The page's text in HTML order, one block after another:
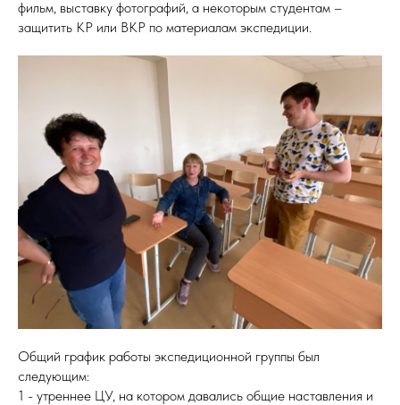
фильм, выставку фотографий, а некоторым студентам –
защитить КР или ВКР по материалам экспедиции.
Общий график работы экспедиционной группы был
следующим:
1 - утреннее ЦУ, на котором давались общие наставления и